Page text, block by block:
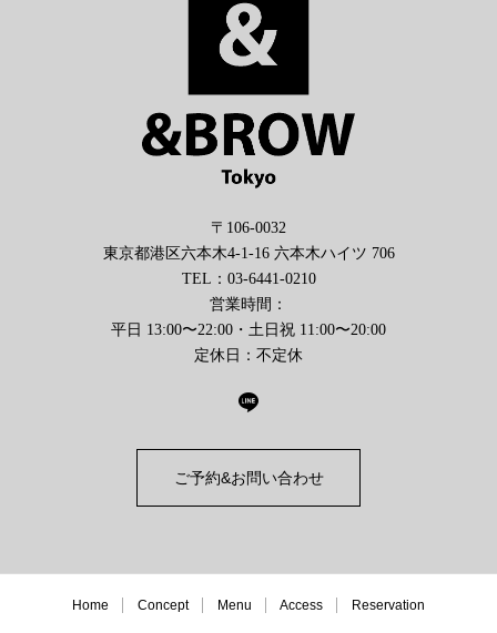
〒106-0032
東京都港区六本木4-1-16 六本木ハイツ 706
TEL：03-6441-0210
営業時間：
平日 13:00〜22:00・土日祝 11:00〜20:00
定休日：不定休
ご予約&お問い合わせ
Home Concept Menu Access Reservation